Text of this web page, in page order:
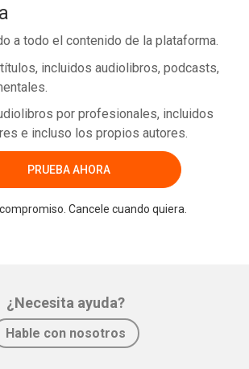
a todo el contenido de la plataforma.
incluidos audiolibros, podcasts,
por profesionales, incluidos
e incluso los propios autores.
PRUEBA AHORA
Cancele cuando quiera.
¿Necesita ayuda?
Hable con nosotros